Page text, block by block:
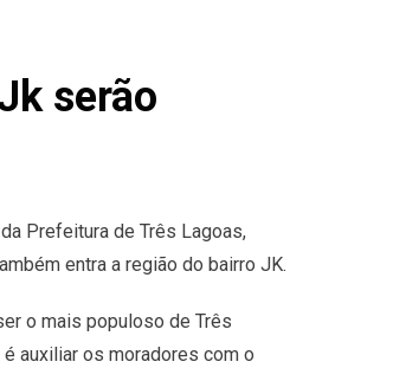
serão
Prefeitura de Três Lagoas,
entra a região do bairro JK.
o mais populoso de Três
auxiliar os moradores com o